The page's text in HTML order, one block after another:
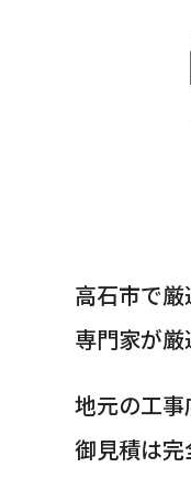
高石市で
専門家が
地元の工
御見積は完